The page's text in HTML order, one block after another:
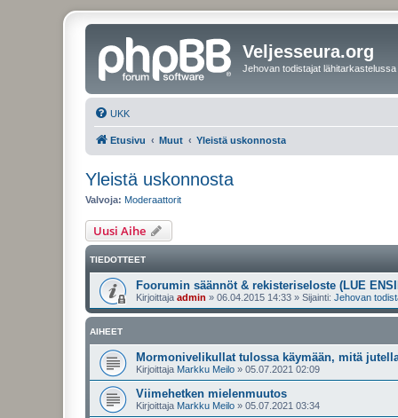
Veljesseura.org
Jehovan todistajat lähitarkastelussa
UKK
Etusivu Muut Yleistä uskonnosta
Yleistä uskonnosta
Valvoja: Moderaattorit
Uusi Aihe
TIEDOTTEET
Foorumin säännöt & rekisteriseloste (LUE
Kirjoittaja admin » 06.04.2015 14:33 » Sijainti: Jehovan
AIHEET
Mormonivelikullat tulossa käymään, mitä
Kirjoittaja Markku Meilo » 05.07.2021 02:09
Viimehetken mielenmuutos
Kirjoittaja Markku Meilo » 05.07.2021 03:34